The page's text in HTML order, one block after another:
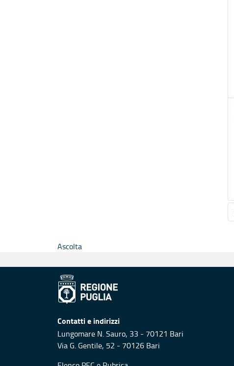
Ascolta
Contatti e indirizzi
Lungomare N. Sauro, 33 - 70121 Bari
Via G. Gentile, 52 - 70126 Bari